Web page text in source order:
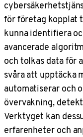
för företag kopplat
kunna identifiera
avancerade
och tolkas data för
svåra att upptäcka
automatiserar och
övervakning,
Verktyget kan
erfarenheter och